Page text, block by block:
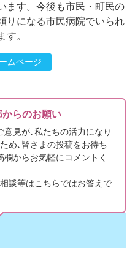
ます。今後も市民・町民の
りになる市民病院でいられ
す。
ムページ
からのお願い
見が､私たちの活力になり
め､皆さまの投稿をお待ち
からお気軽にコメントく
談等はこちらではお答えで